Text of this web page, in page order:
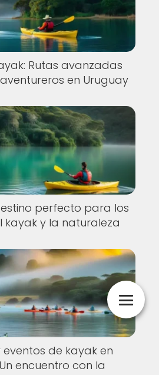
Rutas avanzadas
en Uruguay
perfecto para los
kayak y la naturaleza
eventos de kayak en
encuentro con la